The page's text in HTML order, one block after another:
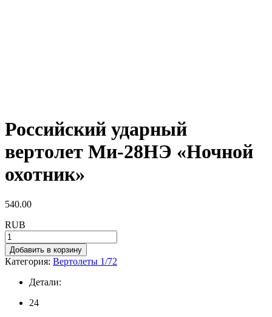
Российский ударный
вертолет Ми-28НЭ «Ночной
охотник»
540.00
RUB
Добавить в корзину
Категория: Вертолеты 1/72
Детали:
24